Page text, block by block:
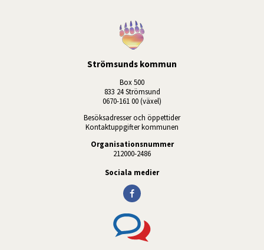
Strömsunds kommun
Box 500
833 24 Strömsund
0670-161 00 (växel)
Besöksadresser och öppettider
Kontaktuppgifter kommunen
Organisationsnummer
212000-2486
Sociala medier